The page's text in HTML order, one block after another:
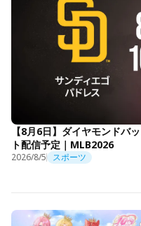
【8月6日】ダイヤモンドバ
ト配信予定｜MLB2026
2026/8/5 スポーツ